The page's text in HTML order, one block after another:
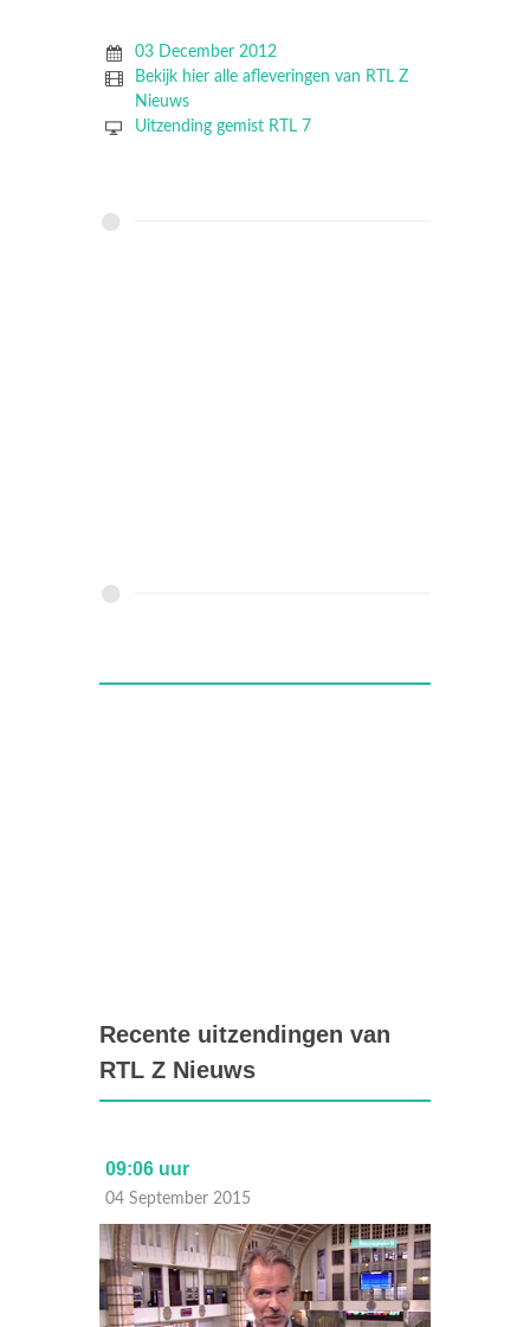
03 December 2012
Bekijk hier alle afleveringen van RTL Z
Nieuws
Uitzending gemist RTL 7
Recente uitzendingen van
RTL Z Nieuws
09:06 uur
04 September 2015